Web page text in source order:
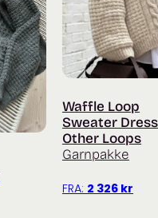
Waffle Loop
Sweater
Other Loops
Garnpakke
FRA: 2 326 kr